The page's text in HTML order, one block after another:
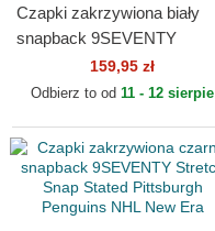
Czapki zakrzywiona biały
snapback 9SEVENTY
Stretch Snap Technical Golf
New Era
159,95 zł
Odbierz to od 11 - 12 sierpie